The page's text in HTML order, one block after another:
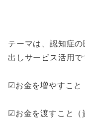
テーマは、認知症
出しサービス活用で
☑お金を増やすこと
☑お金を渡すこと（